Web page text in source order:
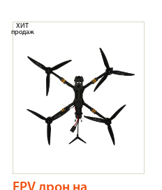
ХИТ
продаж